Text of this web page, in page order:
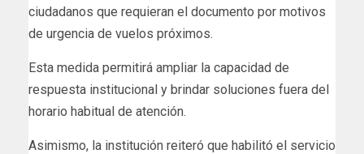
ciudadanos que requieran el documento por motivos
de urgencia de vuelos próximos.
Esta medida permitirá ampliar la capacidad de
respuesta institucional y brindar soluciones fuera del
horario habitual de atención.
Asimismo, la institución reiteró que habilitó el servicio